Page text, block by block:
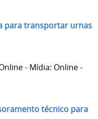
para transportar urnas
- Mídia: Online -
técnico para